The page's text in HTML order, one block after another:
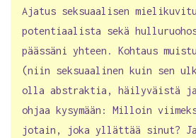
Ajatus seksuaalisen
potentiaalista sekä
päässäni yhteen. Kohtaus
(niin seksuaalinen kuin sen
olla abstraktia, häilyväistä ja
ohjaa kysymään: Milloin
jotain, joka yllättää sinut? Ja